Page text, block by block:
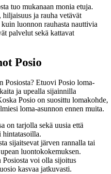
tuo mukanaan monia etuja.
ja rauha vetävät
luonnon rauhasta nauttivia
palvelut sekä kattavat
Posio
Posiosta? Etuovi Posio loma-
ja upealla sijainnilla
Posio on suosittu lomakohde,
loma-asunnon ennen muita.
on tarjolla sekä uusia että
hintatasoilla.
sijaitsevat järven rannalla tai
luontokokemuksen.
voi olla sijoitus
kasvaa jatkuvasti.